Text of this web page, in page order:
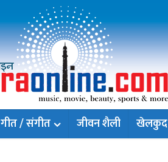
गीत / संगीत जीवन शैली खेलकुद